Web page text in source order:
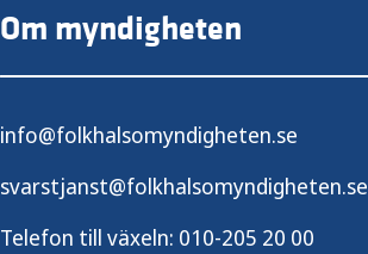
Om myndigheten
info@folkhalsomyndigheten.se
svarstjanst@folkhalsomyndigheten.se
Telefon till växeln: 010-205 20 00